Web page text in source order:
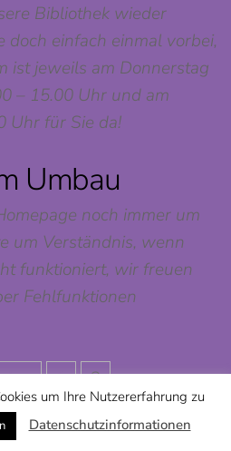
Bibliothek wieder
doch einfach einmal vorbei,
ist jeweils am Donnerstag
– 15.00 Uhr und am
Uhr für Sie da!
Umbau
noch immer um
um Verständnis, wenn
funktioniert, wir freuen
Fehlfunktionen
1 2
um Ihre Nutzererfahrung zu
Datenschutzinformationen